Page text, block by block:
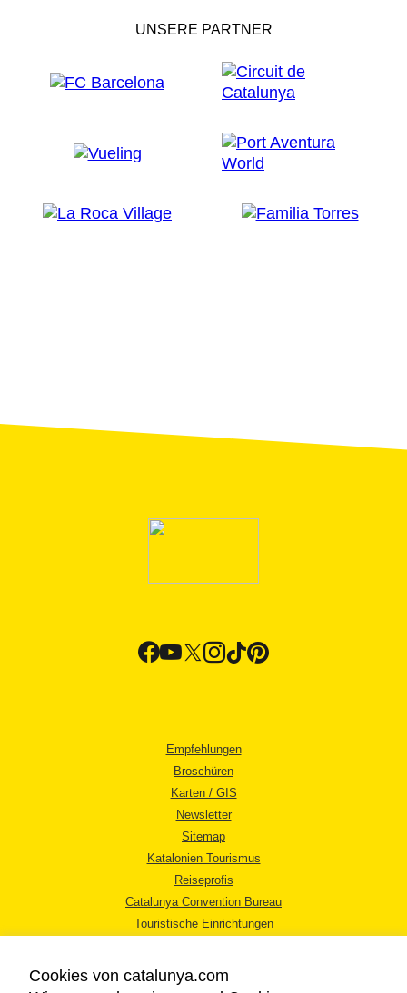
UNSERE PARTNER
Empfehlungen
Broschüren
Karten / GIS
Newsletter
Sitemap
Katalonien Tourismus
Reiseprofis
Catalunya Convention Bureau
Touristische Einrichtungen
Cookies von catalunya.com